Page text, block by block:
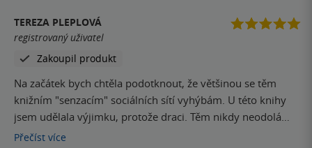
TEREZA PLEPLOVÁ
registrovaný uživatel
Zakoupil produkt
Na začátek bych chtěla podotknout, že většinou se těm
knižním "senzacím" sociálních sítí vyhýbám. U této knihy
jsem udělala výjimku, protože draci. Těm nikdy neodolám.
Jsem moc ráda, že jsem měla možnost si tuto knihu přečíst,
Přečíst více